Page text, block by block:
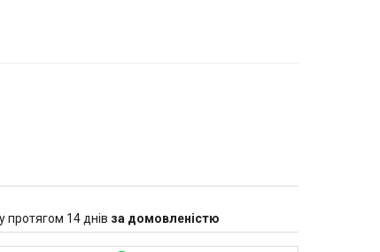
протягом 14 днів за домовленістю